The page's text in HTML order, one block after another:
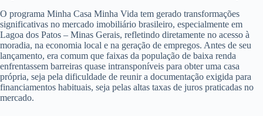
O programa Minha Casa Minha Vida tem gerado transformações
significativas no mercado imobiliário brasileiro, especialmente em
Lagoa dos Patos – Minas Gerais, refletindo diretamente no acesso à
moradia, na economia local e na geração de empregos. Antes de seu
lançamento, era comum que faixas da população de baixa renda
enfrentassem barreiras quase intransponíveis para obter uma casa
própria, seja pela dificuldade de reunir a documentação exigida para
financiamentos habituais, seja pelas altas taxas de juros praticadas no
mercado.